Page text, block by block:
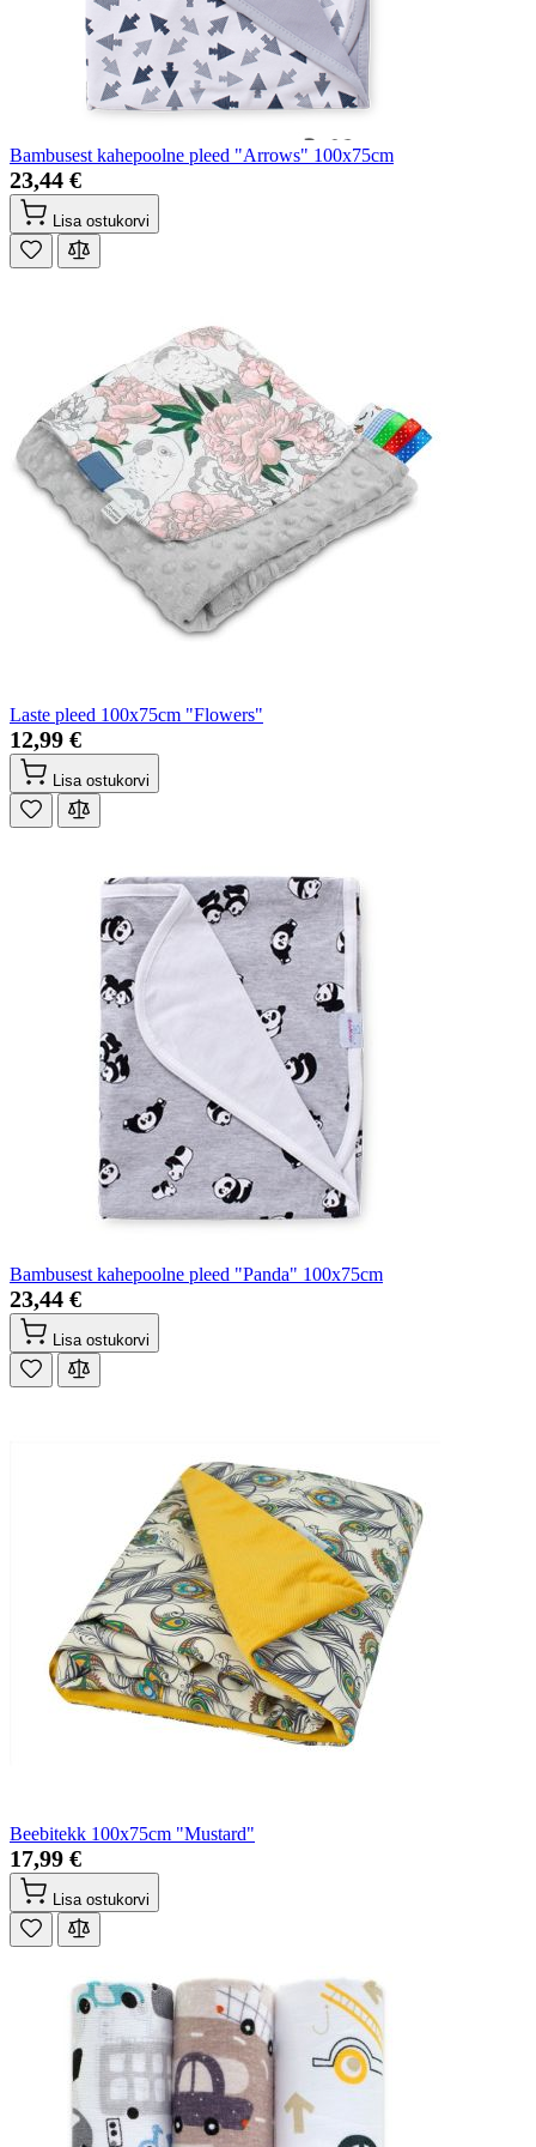
Bambusest kahepoolne pleed "Arrows" 100x75cm
23,44 €
Lisa ostukorvi
Laste pleed 100x75cm "Flowers"
12,99 €
Lisa ostukorvi
Bambusest kahepoolne pleed "Panda" 100x75cm
23,44 €
Lisa ostukorvi
Beebitekk 100x75cm "Mustard"
17,99 €
Lisa ostukorvi